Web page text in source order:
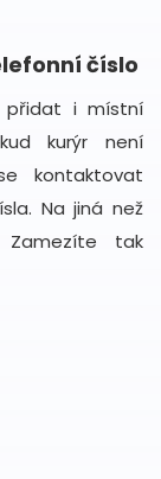
číslo
přidat i místní
kurýr není
kontaktovat
Na jiná než
Zamezíte tak